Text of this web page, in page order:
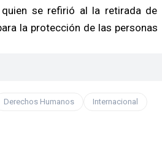
quien se refirió al la retirada de
la protección de las personas
Derechos Humanos Internacional